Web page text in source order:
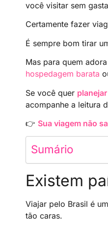
você visitar sem
Certamente fazer
É sempre bom tirar
Mas para quem
hospedagem barata
Se você quer
acompanhe a leitura
👉 Sua viagem não
Sumário
Existem
Viajar pelo Brasil é
tão caras.